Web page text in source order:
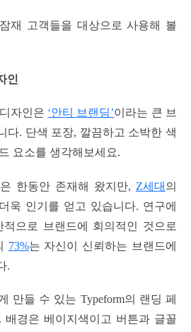
재 고객들을 대상으로 사용해 볼
인
자인은 ‘안티 브랜딩’이라는 큰 브
다. 단색 포장, 깔끔하고 소박한 색
요소를 생각해보세요.
한동안 존재해 왔지만, Z세대 의
욱 인기를 얻고 있습니다. 연구에
으로 브랜드에 회의적인 것으로
73%는 자신이 신뢰하는 브랜드에
.
만들 수 있는 Typeform의 랜딩 페
배경은 베이지색이고 버튼과 글꼴